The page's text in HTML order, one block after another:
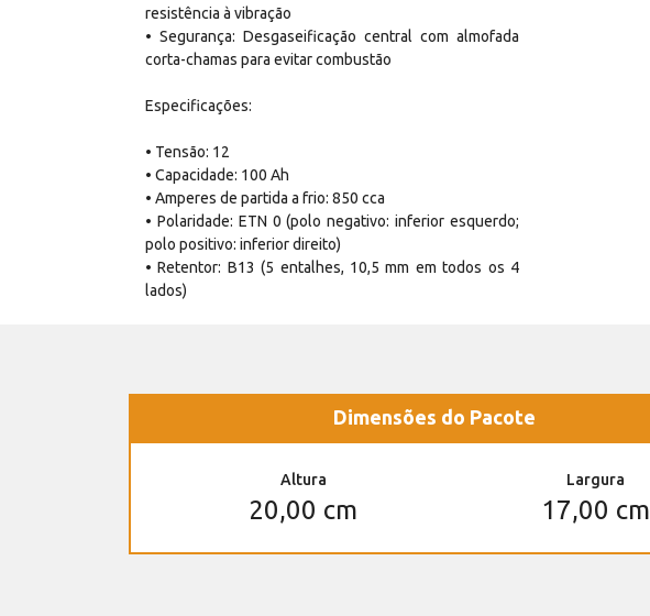
resistência à vibração
• Segurança: Desgaseificação central com almofada
corta-chamas para evitar combustão
Especificações:
• Tensão: 12
• Capacidade: 100 Ah
• Amperes de partida a frio: 850 cca
• Polaridade: ETN 0 (polo negativo: inferior esquerdo;
polo positivo: inferior direito)
• Retentor: B13 (5 entalhes, 10,5 mm em todos os 4
lados)
Dimensões do Pacote
Altura
20,00 cm
Largura
17,00 cm